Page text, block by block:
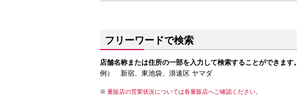
フリーワードで検索
店舗名称または住所の一部を入力して検索することができます。
例） 新宿、東池袋、浪速区 ヤマダ
量販店の営業状況については各量販店へご確認ください。